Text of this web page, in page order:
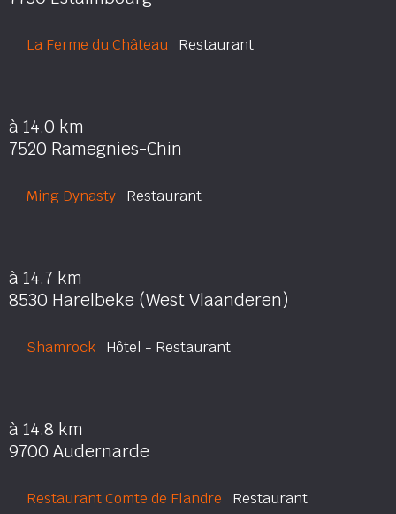
La Ferme du Château Restaurant
à 14.0 km
7520 Ramegnies-Chin
Ming Dynasty Restaurant
à 14.7 km
8530 Harelbeke (West Vlaanderen)
Shamrock Hôtel - Restaurant
à 14.8 km
9700 Audernarde
Restaurant Comte de Flandre Restaurant